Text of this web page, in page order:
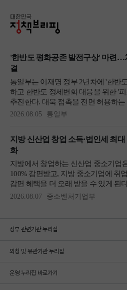
정부 관련기관 누리집
외청 및 유관기관 누리집
운영 누리집 바로가기